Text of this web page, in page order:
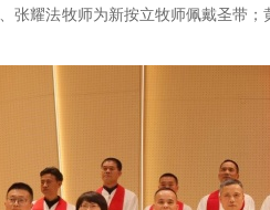
张耀法牧师为新按立牧师佩戴圣带